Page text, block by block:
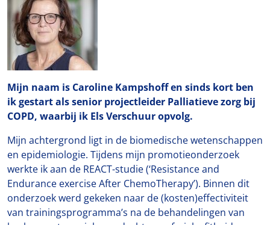
Mijn naam is Caroline Kampshoff en sinds kort ben
ik gestart als senior projectleider Palliatieve zorg bij
COPD, waarbij ik Els Verschuur opvolg.
Mijn achtergrond ligt in de biomedische wetenschappen
en epidemiologie. Tijdens mijn promotieonderzoek
werkte ik aan de REACT-studie (‘Resistance and
Endurance exercise After ChemoTherapy’). Binnen dit
onderzoek werd gekeken naar de (kosten)effectiviteit
van trainingsprogramma’s na de behandelingen van